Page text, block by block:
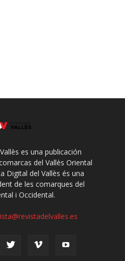
es una publicación
del Vallès Oriental
Digital del Vallès és una
de les comarques del
i Occidental.